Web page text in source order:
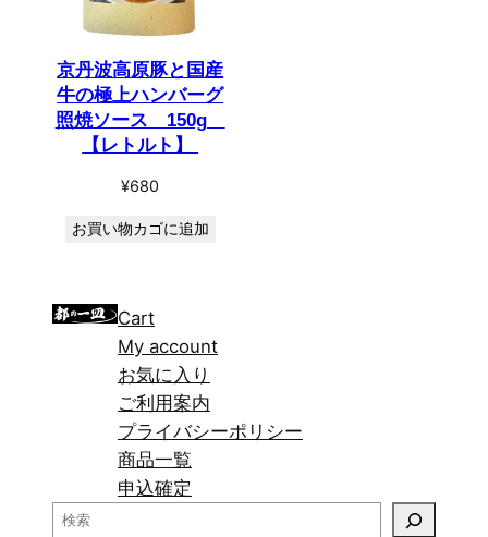
京丹波高原豚と国産
牛の極上ハンバーグ
照焼ソース 150g
【レトルト】
¥680
お買い物カゴに追加
Cart
My account
お気に入り
ご利用案内
プライバシーポリシー
商品一覧
申込確定
検